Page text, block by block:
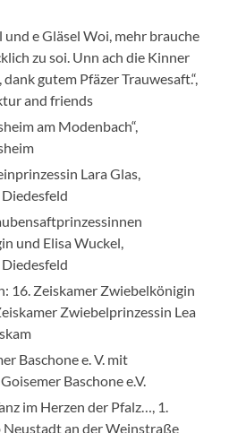
und e Gläsel Woi, mehr brauche
zu soi. Unn ach die Kinner
gutem Pfäzer Trauwesaft.“,
and friends
am Modenbach“,
Lara Glas,
und Elisa Wuckel,
16. Zeiskamer Zwiebelkönigin
Zwiebelprinzessin Lea
Baschone e. V. mit
Baschone e.V.
im Herzen der Pfalz…, 1.
Neustadt an der Weinstraße